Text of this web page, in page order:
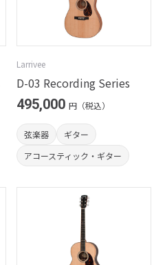
Larrivee
D-03 Recording Series
495,000 円（税込）
弦楽器
ギター
アコースティック・ギター